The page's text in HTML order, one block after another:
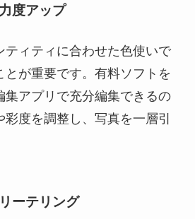
度アップ
ティティに合わせた色使いで
とが重要です。有料ソフトを
集アプリで充分編集できるの
度を調整し、写真を一層引
ーテリング